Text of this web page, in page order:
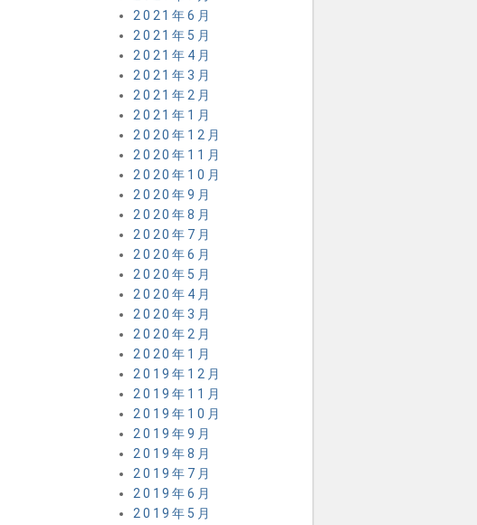
2021年6月
2021年5月
2021年4月
2021年3月
2021年2月
2021年1月
2020年12月
2020年11月
2020年10月
2020年9月
2020年8月
2020年7月
2020年6月
2020年5月
2020年4月
2020年3月
2020年2月
2020年1月
2019年12月
2019年11月
2019年10月
2019年9月
2019年8月
2019年7月
2019年6月
2019年5月